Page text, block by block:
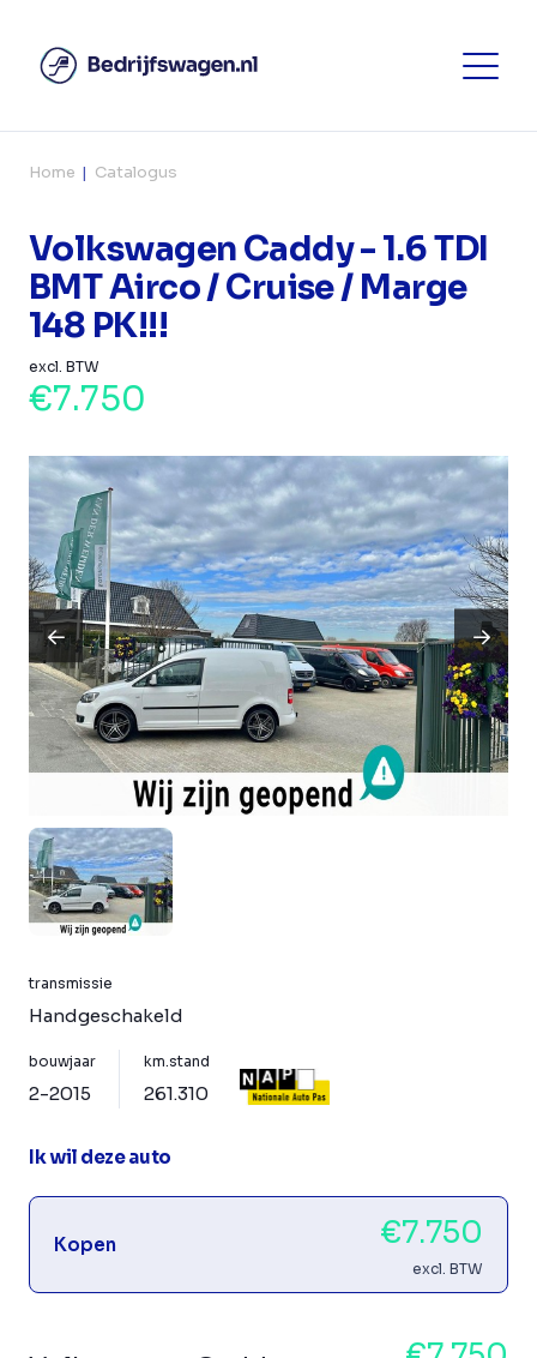
Home Catalogus
Volkswagen Caddy - 1.6 TDI
BMT Airco / Cruise / Marge
148 PK!!!
excl. BTW
€7.750
transmissie
Handgeschakeld
bouwjaar
2-2015
km.stand
261.310
Ik wil deze auto
Kopen €7.750
excl. BTW